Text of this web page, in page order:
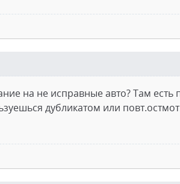
на не исправные авто? Там
дубликатом или